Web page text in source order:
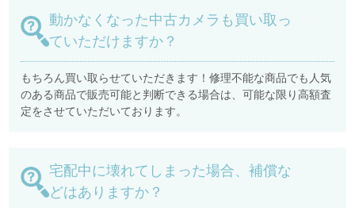
動かなくなった中古カメラも買い取っ
ていただけますか？
もちろん買い取らせていただきます！修理不能な商品でも人気
のある商品で販売可能と判断できる場合は、可能な限り高額査
定をさせていただいております。
宅配中に壊れてしまった場合、補償な
どはありますか？